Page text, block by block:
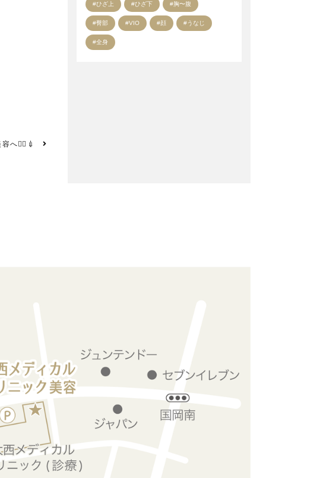
へ💁‍♀️💉
#ひざ上 #ひざ下 #胸〜腹
#臀部 #VIO #顔 #うなじ
#全身